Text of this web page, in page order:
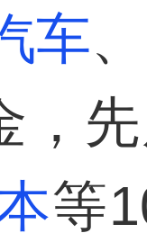
车、
，
等